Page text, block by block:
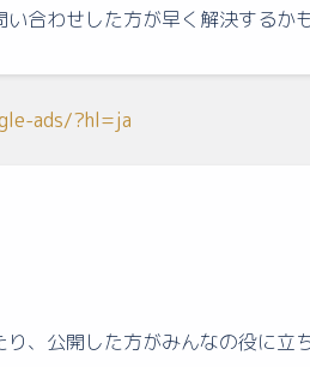
合わせした方が早く解決するか
ads/?hl=ja
、公開した方がみんなの役に立